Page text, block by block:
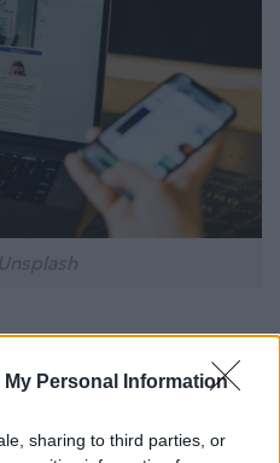
My Personal Information
sharing to third parties, or
δύσκολα θα φύγει
σου. Αυτό όμως δεν
αρκούν για να